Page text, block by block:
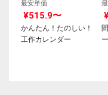
最安単価
¥515.9〜
かんたん！たのしい！
工作カレンダー